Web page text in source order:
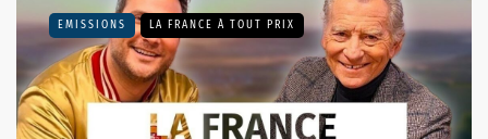
EMISSIONS LA FRANCE À TOUT PRIX